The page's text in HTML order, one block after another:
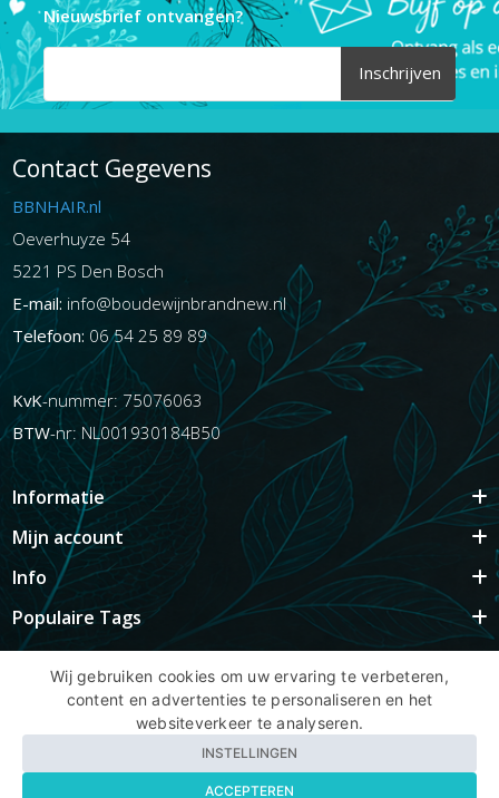
Nieuwsbrief ontvangen?
Inschrijven
Contact Gegevens
BBNHAIR.nl
Oeverhuyze 54
5221 PS Den Bosch
E-mail: info@boudewijnbrandnew.nl
Telefoon: 06 54 25 89 89
KvK-nummer: 75076063
BTW-nr: NL001930184B50
Informatie
Mijn account
Info
Populaire Tags
Copyright BBNhair.nl
Wij gebruiken cookies om uw ervaring te verbeteren,
content en advertenties te personaliseren en het
websiteverkeer te analyseren.
INSTELLINGEN
ACCEPTEREN